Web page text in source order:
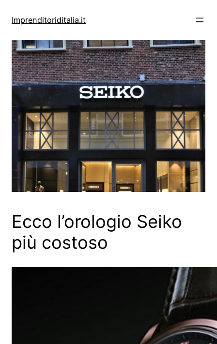
Imprenditoriditalia.it
Ecco l’orologio Seiko
più costoso